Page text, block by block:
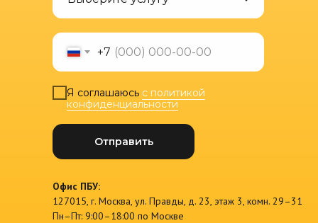
+7
Я соглашаюсь с политикой
конфиденциальности
Отправить
Офис ПБУ:
127015, г. Москва, ул. Правды, д. 23, этаж 3, комн. 29–31
Пн–Пт: 9:00–18:00 по Москве